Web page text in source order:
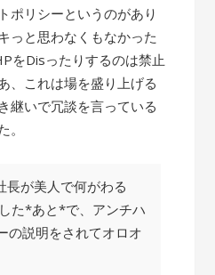
ポリシーというのがあり
っと思わなくもなかった
をDisったりするのは禁止
、これは場を盛り上げる
継いで冗談を言っている
長が美人で何がわる
た*あと*で、アンチハ
の説明をされてオロオ